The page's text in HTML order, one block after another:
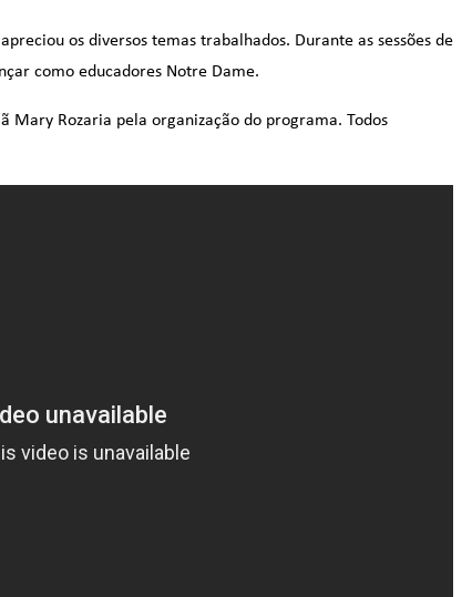
os diversos temas trabalhados. Durante as sessões de
como educadores Notre Dame.
Rozaria pela organização do programa. Todos